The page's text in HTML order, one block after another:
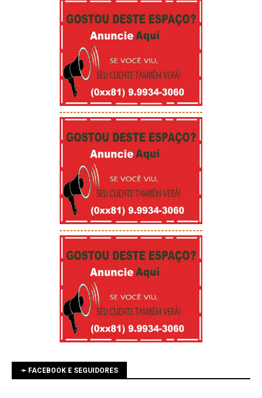
-----------------------------------------
-----------------------------------------
➛ FACEBOOK E SEGUIDORES